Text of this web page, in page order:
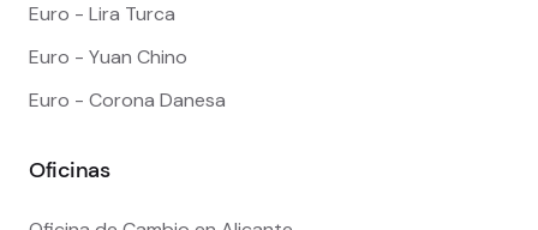
Euro - Lira Turca
Euro - Yuan Chino
Euro - Corona Danesa
Oficinas